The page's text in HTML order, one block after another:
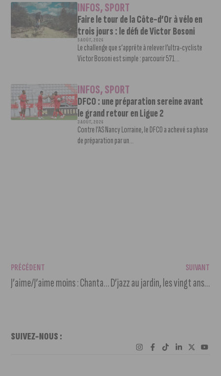
INFOS,SPORT
Faire le tour de la Côte-d’Or à vélo en
trois jours : le défi de Victor Bosoni
5 AOÛT, 2026
Le challenge que s’apprête à relever l’ultra-cycliste
Victor Bosoni est simple : parcourir 571...
INFOS,SPORT
DFCO : une préparation sereine avant
le grand retour en Ligue 2
3 AOÛT, 2026
Contre l’AS Nancy Lorraine, le DFCO a achevé sa phase
de préparation par un...
PRÉCÉDENT
J’aime/J’aime moins : Chantal Clerc
SUIVANT
D’jazz au jardin, les vingt ans du festival au jardin Darcy
SUIVEZ-NOUS :